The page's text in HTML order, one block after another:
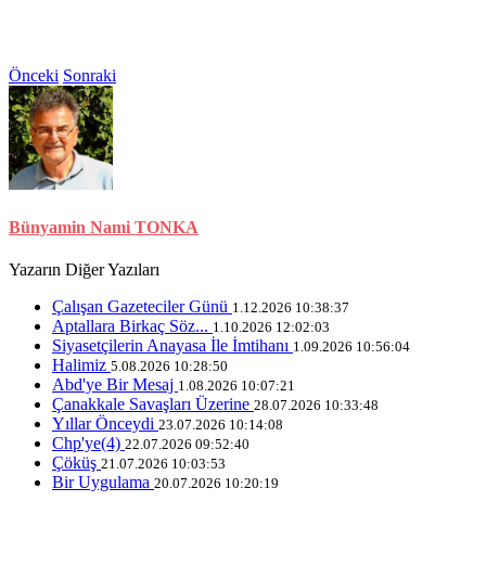
Önceki Sonraki
Bünyamin Nami TONKA
Yazarın Diğer Yazıları
Çalışan Gazeteciler Günü 1.12.2026 10:38:37
Aptallara Birkaç Söz... 1.10.2026 12:02:03
Siyasetçilerin Anayasa İle İmtihanı 1.09.2026 10:56:04
Halimiz 5.08.2026 10:28:50
Abd'ye Bir Mesaj 1.08.2026 10:07:21
Çanakkale Savaşları Üzerine 28.07.2026 10:33:48
Yıllar Önceydi 23.07.2026 10:14:08
Chp'ye(4) 22.07.2026 09:52:40
Çöküş 21.07.2026 10:03:53
Bir Uygulama 20.07.2026 10:20:19